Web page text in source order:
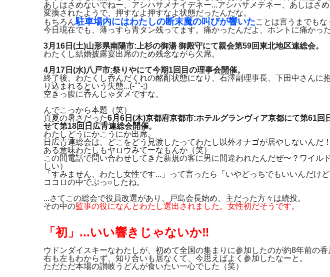
あしはさめないでねー、アシハサメナイデネー...アシハサメテネー、あしはさ
変換されたようで、押すなよ押すなよ状態だったんだな。
もちろん駐車場内にはわたしの断末魔の叫びが響いたことは言うまでもな
今日現在でも、薄っすら青タン残ってます。痛かったんだよ、ホントに痛かっ
3月16日(土)山形県南陽市:上杉の御湯 御殿守にて親会第59回東北地区連総会。
わたくし結婚披露宴出席のため残念ながら欠席。
4月17日(水)八戸市:祭りやにて今期1回目の理事会開催。
終了後、わたくし呑んだくれの酩酊状態になり、石澤副理事長、下田中さんに
り込まれるという失態...(-""-;)
空きっ腹に呑んじゃダメですな。
んでこっから本題（笑）
真夏の暑さだった6月6日(木)京都府京都市:ホテルグランヴィア京都にて第61回
せて第18回日広青連総会開催。
わたしどうにかこうにか出席。
日広青連総会は、どこをどう見渡したってわたし以外オナゴが居やしないんだ！
ある意味わたしもヤロウみてーなもんか（笑）
この間電話で問い合わせしてきた新規の客に男に間違われたんだぜ〜？ワイル
しい）
「すみません、わたし女性です...」って言ったら「いやどっちでもいいんだけ
ココロの中でぶっ○したね。
...さてこの総会で役員改選があり、戸島会長始め、主だった方々は続投。
その中の監事の役になんとわたし選出されました。女性初だそうです。
「初」...いい響きじゃないか‼️
ウドンダイスキーなわたしが、初めて全国の集まりに参加したのが約8年前の香
右も左もわからず、知り合いも居なくて、今思えばよく参加したなーと。
ただただ本場の讃岐うどんが食いたい一心でした（笑）